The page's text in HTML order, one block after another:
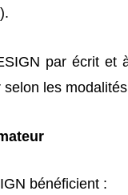
).
par écrit
les
bénéficient :